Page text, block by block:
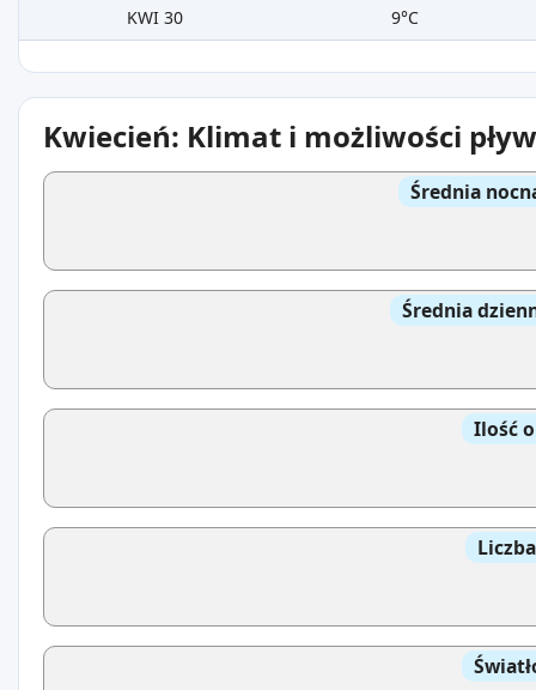
KWI 30
9°C
Kwiecień: Klimat i możliwości
Średnia
Średnia
Ilość